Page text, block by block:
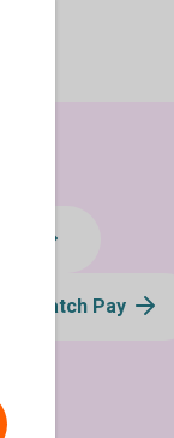
Swatch Pay